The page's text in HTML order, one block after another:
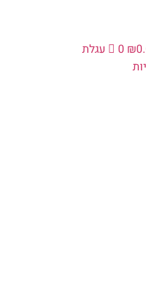
₪
0
עגלת